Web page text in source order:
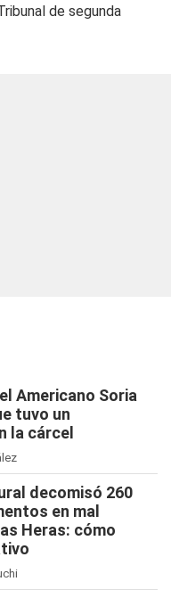
de segunda
Americano Soria
tuvo un
la cárcel
decomisó 260
en mal
Heras: cómo